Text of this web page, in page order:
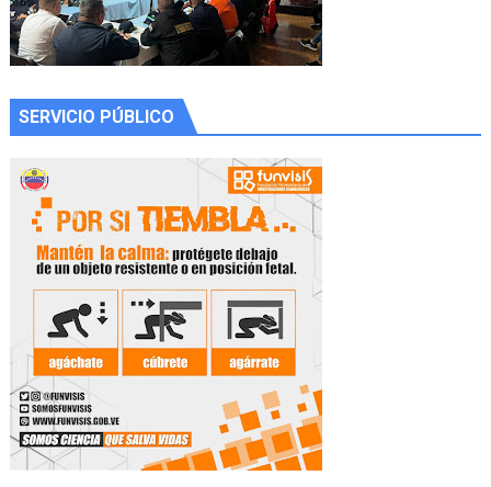
SERVICIO PÚBLICO